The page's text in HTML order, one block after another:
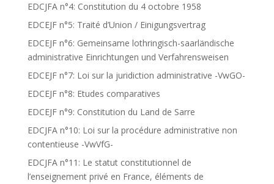
EDCJFA n°4: Constitution du 4 octobre 1958
EDCEJF n°5: Traité d’Union / Einigungsvertrag
EDCEJF n°6: Gemeinsame lothringisch-saarländische
administrative Einrichtungen und Verfahrensweisen
EDCEJF n°7: Loi sur la juridiction administrative -VwGO-
EDCEJF n°8: Etudes comparatives
EDCEJF n°9: Constitution du Land de Sarre
EDCJFA n°10: Loi sur la procédure administrative non
contentieuse -VwVfG-
EDCJFA n°11: Le statut constitutionnel de
l’enseignement privé en France, éléments de